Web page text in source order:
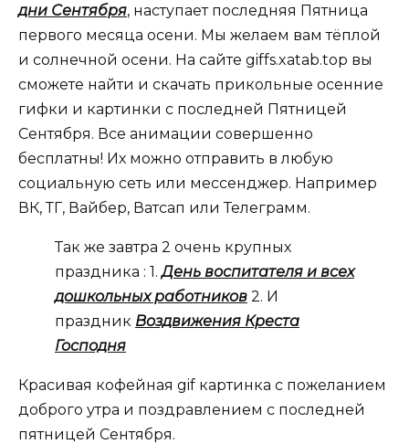
дни Сентября, наступает последняя Пятница
первого месяца осени. Мы желаем вам тёплой
и солнечной осени. На сайте giffs.xatab.top вы
сможете найти и скачать прикольные осенние
гифки и картинки с последней Пятницей
Сентября. Все анимации совершенно
бесплатны! Их можно отправить в любую
социальную сеть или мессенджер. Например
ВК, ТГ, Вайбер, Ватсап или Телеграмм.
Так же завтра 2 очень крупных
праздника : 1.День воспитателя и всех
дошкольных работников 2. И
праздник Воздвижения Креста
Господня
Красивая кофейная gif картинка с пожеланием
доброго утра и поздравлением с последней
пятницей Сентября.